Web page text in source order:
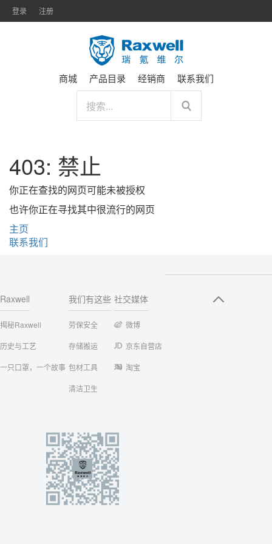
登录 注册
商城 产品目录 经销商 联系我们
403: 禁止
你正在查找的网页可能未被授权
也许你正在寻找其中很流行的网页
主页
联系我们
Raxwell
揭秘Raxwell
历史与工艺
一只口罩，一个故事
我们有这些
劳保安全
存储搬运
包材工具
清洁卫生
社交媒体
微博
京东自营店
淘宝